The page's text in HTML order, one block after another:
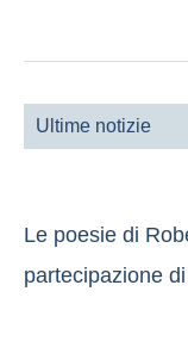
Ultime notizie
Le poesie di
partecipazione